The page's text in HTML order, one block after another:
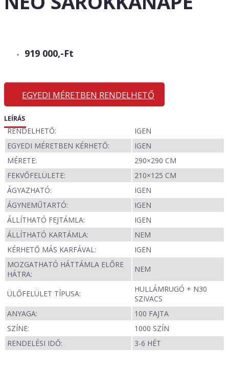
919 000,-Ft
EGYEDI MÉRETBEN RENDELHETŐ
LEÍRÁS
RENDELHETŐ:
IGEN
EGYEDI MÉRETBEN KÉRHETŐ:
IGEN
MÉRETE:
290×290 CM
FEKVŐFELÜLETE:
210×125 CM
ÁGYAZHATÓ:
IGEN
ÁGYNEMŰTARTÓ:
IGEN
ÁLLÍTHATÓ FEJTÁMLA:
IGEN
ÁLLÍTHATÓ KARTÁMLA:
NEM
KÉRHETŐ MÁS KARFÁVAL:
IGEN
MOZGATHATÓ HÁTTÁMLA ELŐRE
HÁTRA:
NEM
ÜLŐFELÜLET TÍPUSA:
HULLÁMRUGÓ + N30
SZIVACS
ANYAGA:
100 FAJTA
SZÍNE:
1000 SZÍN
RENDELÉSI IDŐ:
3-6 HÉT